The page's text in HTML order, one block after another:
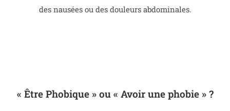
des nausées ou des douleurs abdominales.
« Être Phobique » ou « Avoir une phobie » ?